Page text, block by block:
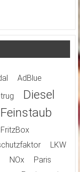
AdBlue
Diesel
Feinstaub
FritzBox
LKW
NOx
Paris